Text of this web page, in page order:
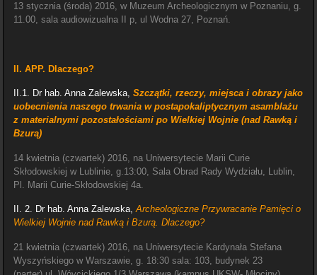
13 stycznia (środa) 2016, w Muzeum Archeologicznym w Poznaniu, g.
11.00, sala audiowizualna II p, ul Wodna 27, Poznań.
II. APP. Dlaczego?
II.1. Dr hab. Anna Zalewska, Szczątki, rzeczy, miejsca i obrazy jako
uobecnienia naszego trwania w postapokaliptycznym asamblażu
z materialnymi pozostałościami po Wielkiej Wojnie (nad Rawką i
Bzurą)
14 kwietnia (czwartek) 2016, na Uniwersytecie Marii Curie
Skłodowskiej w Lublinie, g.13:00, Sala Obrad Rady Wydziału, Lublin,
Pl. Marii Curie-Skłodowskiej 4a.
II. 2. Dr hab. Anna Zalewska, Archeologiczne Przywracanie Pamięci o
Wielkiej Wojnie nad Rawką i Bzurą. Dlaczego?
21 kwietnia (czwartek) 2016, na Uniwersytecie Kardynała Stefana
Wyszyńskiego w Warszawie, g. 18:30 sala: 103, budynek 23